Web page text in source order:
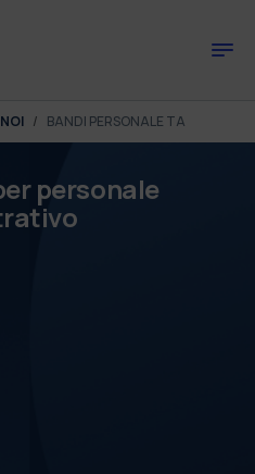
BANDI PERSONALE TA
personale